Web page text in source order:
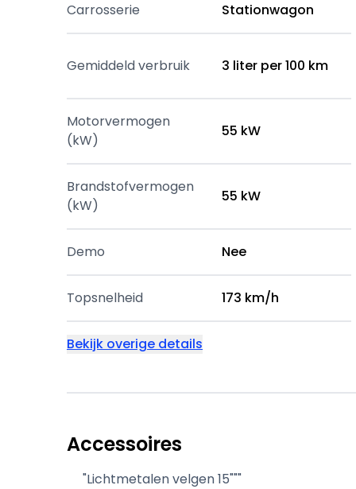
Carrosserie Stationwagon
Gemiddeld verbruik 3 liter per 100 km
Motorvermogen
(kW)
55 kW
Brandstofvermogen
(kW)
55 kW
Demo Nee
Topsnelheid 173 km/h
Bekijk overige details
Accessoires
"Lichtmetalen velgen 15"""